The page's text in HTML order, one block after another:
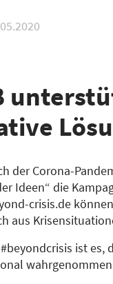
der Corona-
Ideen“ die
crisis.de
aus
ist es,